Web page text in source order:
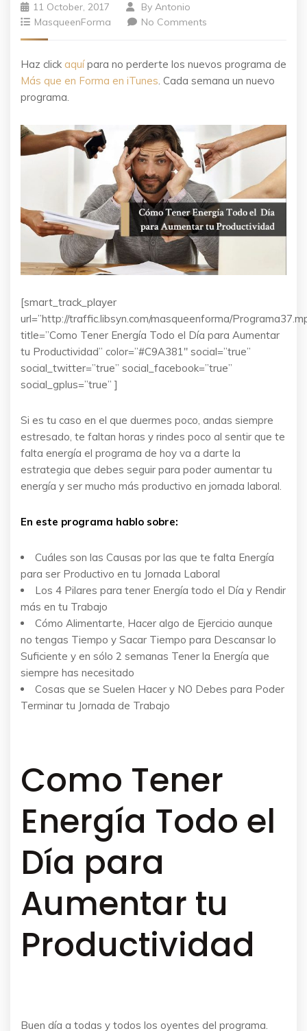
11 October, 2017 By Antonio
MasqueenForma
No Comments
Haz click aquípara no perderte los nuevos programa de
Más que en Forma en iTunes. Cada semana un nuevo
programa.
[smart_track_player
url=”http://traffic.libsyn.com/masqueenforma/
title=”Como Tener Energía Todo el Día para Aumentar
tu Productividad” color=”#C9A381″ social=”true”
social_twitter=”true” social_facebook=”true”
social_gplus=”true” ]
Si es tu caso en el que duermes poco, andas siempre
estresado, te faltan horas y rindes poco al sentir que te
falta energía el programa de hoy va a darte la
estrategia que debes seguir para poder aumentar tu
energía y ser mucho más productivo en jornada laboral.
En este programa hablo sobre:
Cuáles son las Causas por las que te falta Energía
para ser Productivo en tu Jornada Laboral
Los 4 Pilares para tener Energía todo el Día y Rendir
más en tu Trabajo
Cómo Alimentarte, Hacer algo de Ejercicio aunque
no tengas Tiempo y Sacar Tiempo para Descansar lo
Suficiente y en sólo 2 semanas Tener la Energía que
siempre has necesitado
Cosas que se Suelen Hacer y NO Debes para Poder
Terminar tu Jornada de Trabajo
Como Tener
Energía Todo el
Día para
Aumentar tu
Productividad
Buen día a todas y todos los oyentes del programa.